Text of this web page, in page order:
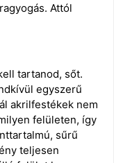
Attól
tartanod, sőt.
egyszerű
akrilfestékek nem
felületen, így
sűrű
teljesen